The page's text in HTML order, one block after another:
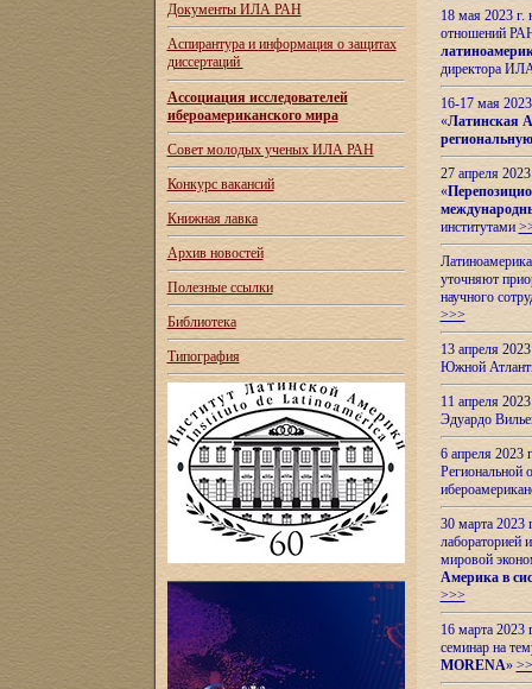
Документы ИЛА РАН
Аспирантура и информация о защитах
диссертаций
Ассоциация исследователей
ибероамериканского мира
Совет молодых ученых ИЛА РАН
Конкурс вакансий
Книжная лавка
Архив новостей
Полезные ссылки
Библиотека
Типография
18 мая 2023
отношений
директора
16-17 мая
«Латинская
27 апреля
«
институтами
уточняют
научного
>>>
13 апреля
Южной
11 апреля
Эдуардо
6 апреля
Региональной
30 марта 2023
лабораторией
мировой
Америка в
>>>
16 марта 2023
семинар на
MORENA»